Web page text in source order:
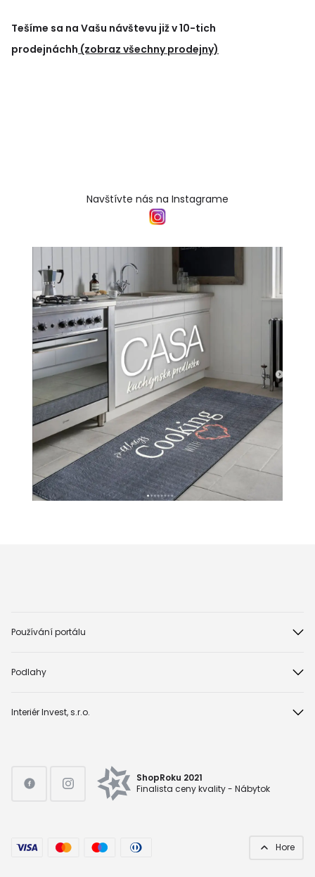
Tešíme sa na Vašu návštevu již v 10-tich
prodejnáchh (zobraz všechny prodejny)
Navštívte nás na Instagrame
Používání portálu
Podlahy
Interiér Invest, s.r.o.
ShopRoku 2021
Finalista ceny kvality - Nábytok
Hore